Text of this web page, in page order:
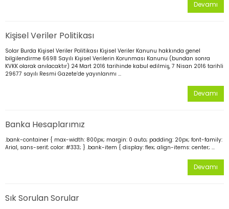
Devamı
Kişisel Veriler Politikası
Solar Burda Kişisel Veriler Politikası Kişisel Veriler Kanunu hakkında genel
bilgilendirme 6698 Sayılı Kişisel Verilerin Korunması Kanunu (bundan sonra
KVKK olarak anılacaktır) 24 Mart 2016 tarihinde kabul edilmiş, 7 Nisan 2016 tarihli
29677 sayılı Resmi Gazete’de yayınlanmı ...
Devamı
Banka Hesaplarımız
.bank-container { max-width: 800px; margin: 0 auto; padding: 20px; font-family:
Arial, sans-serif; color: #333; } .bank-item { display: flex; align-items: center; ...
Devamı
Sık Sorulan Sorular